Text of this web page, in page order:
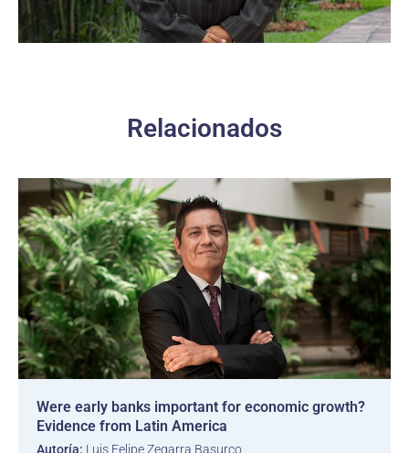
Relacionados
Were early banks important for economic growth?
Evidence from Latin America
Autoría: Luis Felipe Zegarra Basurco